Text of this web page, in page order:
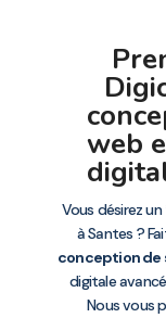
web
Vous désirez
à Santes ?
conception de
digitale
Nous vous